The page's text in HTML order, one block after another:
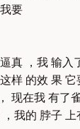
要
真 ，我 输入
样 的效 果
现在我 有了
我的 脖子